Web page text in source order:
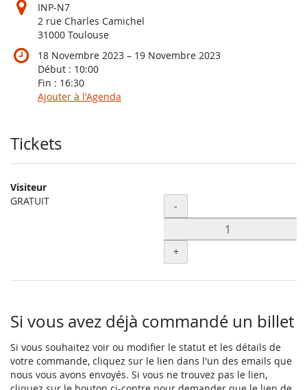
INP-N7
2 rue Charles Camichel
31000 Toulouse
18 Novembre 2023 –jusqu’à
19 Novembre 2023
Début : 10:00
Fin : 16:30
Ajouter à l'Agenda
Produits
Tickets
Visiteur
GRATUIT
Quantité
-
+
Si vous avez déjà commandé un billet
Si vous souhaitez voir ou modifier le statut et les détails de
votre commande, cliquez sur le lien dans l'un des emails que
nous vous avons envoyés. Si vous ne trouvez pas le lien,